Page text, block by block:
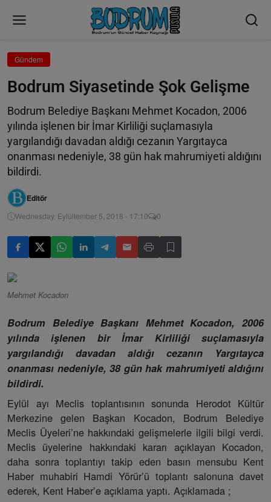
Gündem
Bodrum Siyasetinde Şok Gelişme
Bodrum Belediye Başkanı Mehmet Kocadon, 2006
yılında işlenen bir İmar Kirliliği suçlamasıyla
yargılandığı davadan aldığı cezanın Yargıtayca
onanması nedeniyle, 38 gün hak mahrumiyeti aldığını
bildirdi.
Editör
Wednesday, Eylültember 5, 2018 - 17:10 0
Mehmet Kocadon
Bodrum Belediye Başkanı Mehmet Kocadon, 2006
yılında işlenen bir İmar Kirliliği suçlamasıyla
yargılandığı davadan aldığı cezanın Yargıtayca
onanması nedeniyle, 38 gün hak mahrumiyeti aldığını
bildirdi.
Eylül ayı Meclis toplantısının sonunda Herodot Kültür
Merkezine gelen Başkan Kocadon, Bodrum Belediye
Meclis Üyeleri’ne hakkındaki gelişmelerle ilgili bilgi verdi.
Meclis üyelerine hakkındaki kararı açıklayan Kocadon,
daha sonra toplantıyı takip eden basın mensubu Kent
Haber muhabiri Hamdi Yörür’ü toplantı salonuna davet
ederek, Kent Haber’e açıklama yaptı. Açıklamada ;